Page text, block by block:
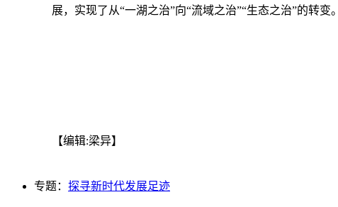
展，实现了从“一湖之治”向“流域之治”“生态之治”的转变。
【编辑:梁异】
专题： 探寻新时代发展足迹